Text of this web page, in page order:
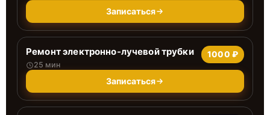
Записаться
Ремонт электронно-лучевой трубки
25 мин
1000 ₽
Записаться